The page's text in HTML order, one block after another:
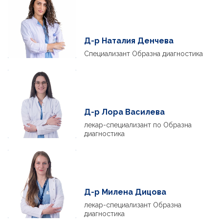
Д-р Наталия Денчева
Специализант Образна диагностика
Д-р Лора Василева
лекар-специализант по Образна
диагностика
Д-р Милена Дицова
лекар-специализант Образна
диагностика